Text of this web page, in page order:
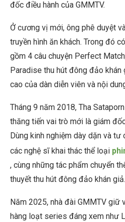
đốc điều hành của GMMTV.
Ở cương vị mới, ông phê duyệt
truyền hình ăn khách. Trong đó
gồm 4 câu chuyện Perfect
Paradise thu hút đông đảo
cao của dàn diễn viên và nội
Tháng 9 năm 2018, Tha
thăng tiến vai trò mới là giám
Dùng kinh nghiệm dày dặn và
các nghệ sĩ khai thác thể loại
, cùng những tác phẩm chuyển
thuyết thu hút đông đảo khán giả.
Năm 2025, nhà đài GMMTV
hàng loạt series đáng xem như